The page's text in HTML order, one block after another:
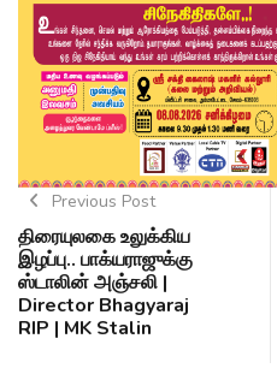
Previous Post
திரையுலகை உலுக்கிய
இழப்பு.. பாக்யராஜுக்கு
ஸ்டாலின் அஞ்சலி |
Director Bhagyaraj
RIP | MK Stalin